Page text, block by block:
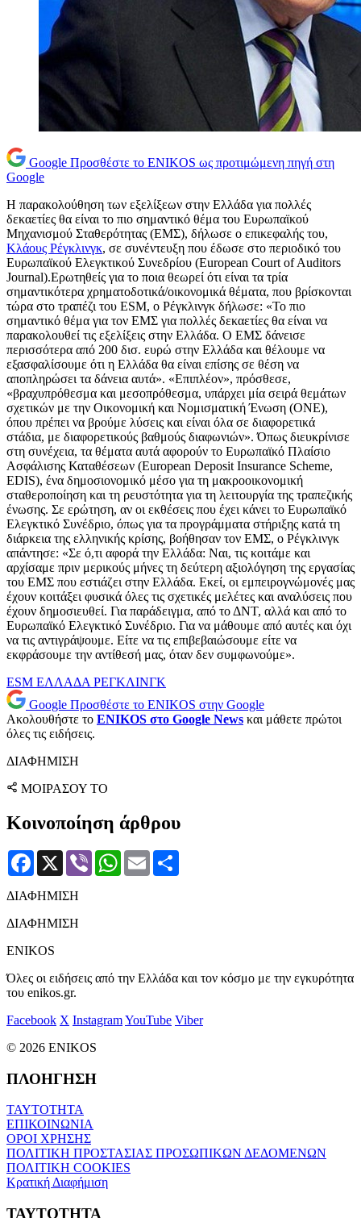
Google Προσθέστε το ENIKOS ως προτιμώμενη πηγή στη
Google
Η παρακολούθηση των εξελίξεων στην Ελλάδα για πολλές
δεκαετίες θα είναι το πιο σημαντικό θέμα του Ευρωπαϊκού
Μηχανισμού Σταθερότητας (ΕΜΣ), δήλωσε ο επικεφαλής του,
Κλάους Ρέγκλινγκ, σε συνέντευξη που έδωσε στο περιοδικό του
Ευρωπαϊκού Ελεγκτικού Συνεδρίου (European Court of Auditors
Journal).Ερωτηθείς για το ποια θεωρεί ότι είναι τα τρία
σημαντικότερα χρηματοδοτικά/οικονομικά θέματα, που βρίσκονται
τώρα στο τραπέζι του ESM, ο Ρέγκλινγκ δήλωσε: «Το πιο
σημαντικό θέμα για τον ΕΜΣ για πολλές δεκαετίες θα είναι να
παρακολουθεί τις εξελίξεις στην Ελλάδα. Ο ΕΜΣ δάνεισε
περισσότερα από 200 δισ. ευρώ στην Ελλάδα και θέλουμε να
εξασφαλίσουμε ότι η Ελλάδα θα είναι επίσης σε θέση να
αποπληρώσει τα δάνεια αυτά». «Επιπλέον», πρόσθεσε,
«βραχυπρόθεσμα και μεσοπρόθεσμα, υπάρχει μία σειρά θεμάτων
σχετικών με την Οικονομική και Νομισματική Ένωση (ΟΝΕ),
όπου πρέπει να βρούμε λύσεις και είναι όλα σε διαφορετικά
στάδια, με διαφορετικούς βαθμούς διαφωνιών». Όπως διευκρίνισε
στη συνέχεια, τα θέματα αυτά αφορούν το Ευρωπαϊκό Πλαίσιο
Ασφάλισης Καταθέσεων (European Deposit Insurance Scheme,
EDIS), ένα δημοσιονομικό μέσο για τη μακροοικονομική
σταθεροποίηση και τη ρευστότητα για τη λειτουργία της τραπεζικής
ένωσης. Σε ερώτηση, αν οι εκθέσεις που έχει κάνει το Ευρωπαϊκό
Ελεγκτικό Συνέδριο, όπως για τα προγράμματα στήριξης κατά τη
διάρκεια της ελληνικής κρίσης, βοήθησαν τον ΕΜΣ, ο Ρέγκλινγκ
απάντησε: «Σε ό,τι αφορά την Ελλάδα: Ναι, τις κοιτάμε και
αρχίσαμε πριν μερικούς μήνες τη δεύτερη αξιολόγηση της εργασίας
του ΕΜΣ που εστιάζει στην Ελλάδα. Εκεί, οι εμπειρογνώμονές μας
έχουν κοιτάξει φυσικά όλες τις σχετικές μελέτες και αναλύσεις που
έχουν δημοσιευθεί. Για παράδειγμα, από το ΔΝΤ, αλλά και από το
Ευρωπαϊκό Ελεγκτικό Συνέδριο. Για να μάθουμε από αυτές και όχι
να τις αντιγράψουμε. Είτε να τις επιβεβαιώσουμε είτε να
εκφράσουμε την αντίθεσή μας, όταν δεν συμφωνούμε».
ESM ΕΛΛΑΔΑ ΡΕΓΚΛΙΝΓΚ
Google Προσθέστε το ENIKOS στην Google
Ακολουθήστε το ENIKOS στο Google News και μάθετε πρώτοι
όλες τις ειδήσεις.
ΔΙΑΦΗΜΙΣΗ
ΜΟΙΡΑΣΟΥ ΤΟ
Κοινοποίηση άρθρου
Facebook
X Viber WhatsApp
Email
ΔΙΑΦΗΜΙΣΗ
ΔΙΑΦΗΜΙΣΗ
ENIKOS
Όλες οι ειδήσεις από την Ελλάδα και τον κόσμο με την εγκυρότητα
του enikos.gr.
Facebook X InstagramYouTube Viber
© 2026 ENIKOS
ΠΛΟΗΓΗΣΗ
ΤΑΥΤΟΤΗΤΑ
ΕΠΙΚΟΙΝΩΝΙΑ
ΟΡΟΙ ΧΡΗΣΗΣ
ΠΟΛΙΤΙΚΗ ΠΡΟΣΤΑΣΙΑΣ ΠΡΟΣΩΠΙΚΩΝ ΔΕΔΟΜΕΝΩΝ
ΠΟΛΙΤΙΚΗ COOKIES
Κρατική Διαφήμιση
ΤΑΥΤΟΤΗΤΑ